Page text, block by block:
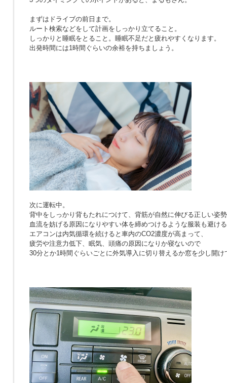
まずはドライブの前日まで。
ルート検索などをして計画をしっかり立てること。
しっかりと睡眠をとること。睡眠不足だと疲れやすくなります。
出発時間には1時間ぐらいの余裕を持ちましょう。
次に運転中。
背中をしっかり背もたれにつけて、背筋が自然に伸びる正しい姿
血流を妨げる原因になりやすい体を締めつけるような服装も避け
エアコンは内気循環を続けると車内のCO2濃度が高まって、
疲労や注意力低下、眠気、頭痛の原因になりか寝ないので
30分とか1時間ぐらいごとに外気導入に切り替えるか窓を少し開け